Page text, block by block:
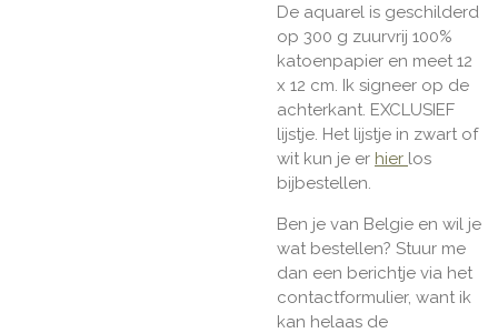
De aquarel is geschilderd
op 300 g zuurvrij 100%
katoenpapier en meet 12
x 12 cm. Ik signeer op de
achterkant. EXCLUSIEF
lijstje. Het lijstje in zwart of
wit kun je er hier los
bijbestellen.
Ben je van Belgie en wil je
wat bestellen? Stuur me
dan een berichtje via het
contactformulier, want ik
kan helaas de